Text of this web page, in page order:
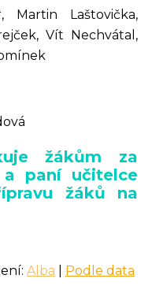
Martin Laštovička,
Vít Nechvátal,
žákům za
a paní učitelce
žáků na
Alba Podle data